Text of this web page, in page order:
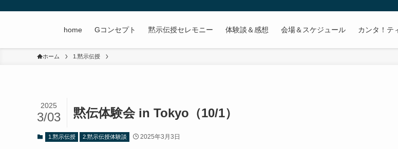
home Gコンセプト 黙示伝授セレモニー 体験談＆感想 会場＆スケジュール カンタ！テ
ホーム 1.黙示伝授
黙伝体験会 in Tokyo（10/1）
2025
3/03
1.黙示伝授 2.黙示伝授体験談 2025年3月3日